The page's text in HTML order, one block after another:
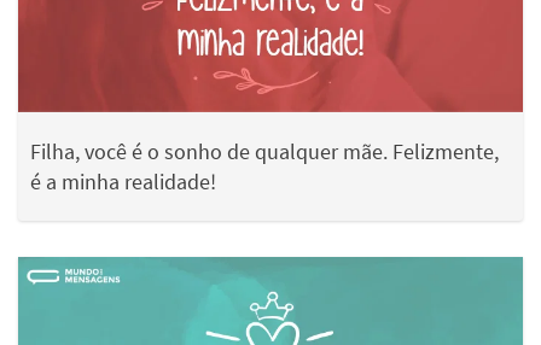
Filha, você é o sonho de qualquer mãe. Felizmente,
é a minha realidade!